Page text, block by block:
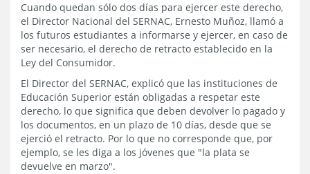
Cuando quedan sólo dos días para ejercer este derecho,
el Director Nacional del SERNAC, Ernesto Muñoz, llamó a
los futuros estudiantes a informarse y ejercer, en caso de
ser necesario, el derecho de retracto establecido en la
Ley del Consumidor.
El Director del SERNAC, explicó que las instituciones de
Educación Superior están obligadas a respetar este
derecho, lo que significa que deben devolver lo pagado y
los documentos, en un plazo de 10 días, desde que se
ejerció el retracto. Por lo que no corresponde que, por
ejemplo, se les diga a los jóvenes que "la plata se
devuelve en marzo".